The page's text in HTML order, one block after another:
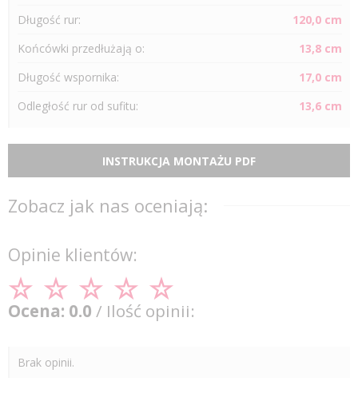
Długość rur:
120,0 cm
Końcówki przedłużają o:
13,8 cm
Długość wspornika:
17,0 cm
Odległość rur od sufitu: 13,6 cm
INSTRUKCJA MONTAŻU PDF
Zobacz jak nas oceniają:
Opinie klientów:
Ocena: 0.0 / Ilość opinii:
Brak opinii.